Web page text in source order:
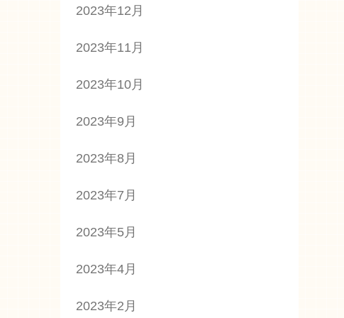
2023年12月
2023年11月
2023年10月
2023年9月
2023年8月
2023年7月
2023年5月
2023年4月
2023年2月